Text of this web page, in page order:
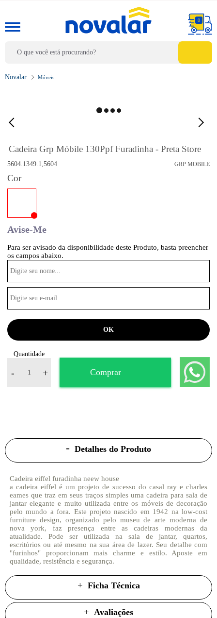
0
Móveis
Cadeira Grp Móbile 130Ppf Furadinha - Preta Store
GRP MOBILE
5604.1349.1;5604
Cor
Avise-Me
Para ser avisado da disponibilidade deste Produto, basta preencher
os campos abaixo.
Quantidade
- + Comprar
Detalhes do Produto
Cadeira eiffel furadinha neew house
a cadeira eiffel é um projeto de sucesso do casal ray e charles
eames que traz em seus traços simples uma cadeira para sala de
jantar elegante e muito utilizada entre os móveis de decoração
pelo mundo a fora. Este projeto nascido em 1942 na low-cost
furniture design, organizado pelo museu de arte moderna de
nova york, faz presença entre as cadeiras modernas da
atualidade. Pode ser utilizada na sala de jantar, quartos,
escritórios ou até mesmo na sua área de lazer. Seu detalhe com
"furinhos" proporcionam mais charme e estilo. Aposte em
qualidade, resistência e segurança.
Ficha Técnica
Avaliações